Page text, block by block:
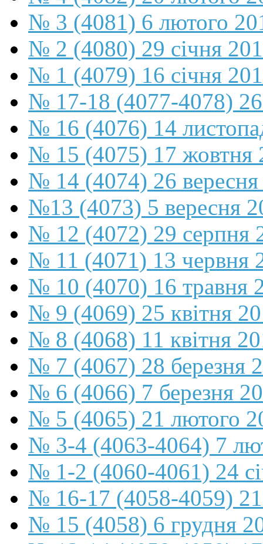
№ 3 (4081) 6 лютого
№ 2 (4080) 29 січня
№ 1 (4079) 16 січня
№ 17-18 (4077-4078) 26
№ 16 (4076) 14
№ 15 (4075) 17 жовтня
№ 14 (4074) 26
№13 (4073) 5 вересня
№ 12 (4072) 29 серпня
№ 11 (4071) 13 червня
№ 10 (4070) 16 травня
№ 9 (4069) 25 квітня
№ 8 (4068) 11 квітня
№ 7 (4067) 28 березня
№ 6 (4066) 7 березня
№ 5 (4065) 21 лютого
№ 3-4 (4063-4064) 7
№ 1-2 (4060-4061) 24
№ 16-17 (4058-4059) 21
№ 15 (4058) 6 грудня